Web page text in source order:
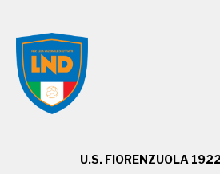
U.S. FIORENZUOLA